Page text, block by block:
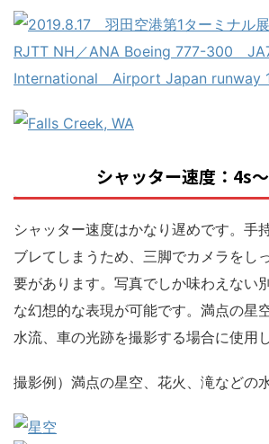
シャッター速度：4s
シャッター速度はかなり遅めです。手
ブレてしまうため、三脚でカメラをし
要があります。写真でしか味わえない
な幻想的な表現が可能です。満点の星
水流、車の光跡を撮影する場合に使用し
撮影例）満点の星空、花火、滝などの